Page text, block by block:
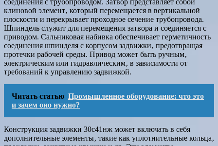
клиновой элемент‚ который перемещается в вертикальной
плоскости и перекрывает проходное сечение трубопровода.
Шпиндель служит для перемещения затвора и соединяется с
приводом. Сальниковая набивка обеспечивает герметичность
соединения шпинделя с корпусом задвижки‚ предотвращая
протечки рабочей среды. Привод может быть ручным‚
электрическим или гидравлическим‚ в зависимости от
требований к управлению задвижкой.
Читать статью Промышленное оборудование: что это
и зачем оно нужно?
Конструкция задвижки 30с41нж может включать в себя
дополнительные элементы‚ такие как уплотнительные кольца‚